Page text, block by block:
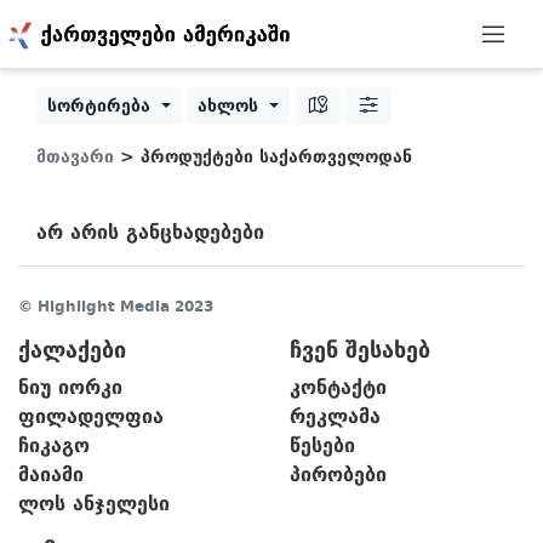
სორტირება
ახლოს
მთავარი > პროდუქტები საქართველოდან
არ არის განცხადებები
© Highlight Media 2023
ქალაქები
ნიუ იორკი
ფილადელფია
ჩიკაგო
მაიამი
ლოს ანჯელესი
ჩვენ შესახებ
კონტაქტი
რეკლამა
წესები
პირობები